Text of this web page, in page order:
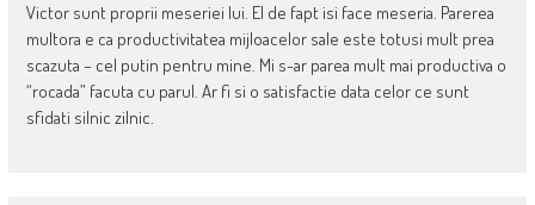
Victor sunt proprii meseriei lui. El de fapt isi face meseria. Parerea
multora e ca productivitatea mijloacelor sale este totusi mult prea
scazuta – cel putin pentru mine. Mi s-ar parea mult mai productiva o
“rocada” facuta cu parul. Ar fi si o satisfactie data celor ce sunt
sfidati silnic zilnic.